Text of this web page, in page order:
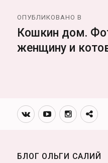
по
записям
ОПУБЛИКОВАНО В
Кошкин дом.
женщину и
Вконтакте
Youtube
БЛОГ ОЛЬГИ САЛИЙ